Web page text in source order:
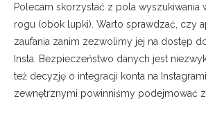
Polecam skorzystać z pola wyszukiwania
rogu (obok lupki). Warto sprawdzać, czy
zaufania zanim zezwolimy jej na dostęp
Insta. Bezpieczeństwo danych jest
też decyzję o integracji konta na
zewnętrznymi powinniśmy podejmować z